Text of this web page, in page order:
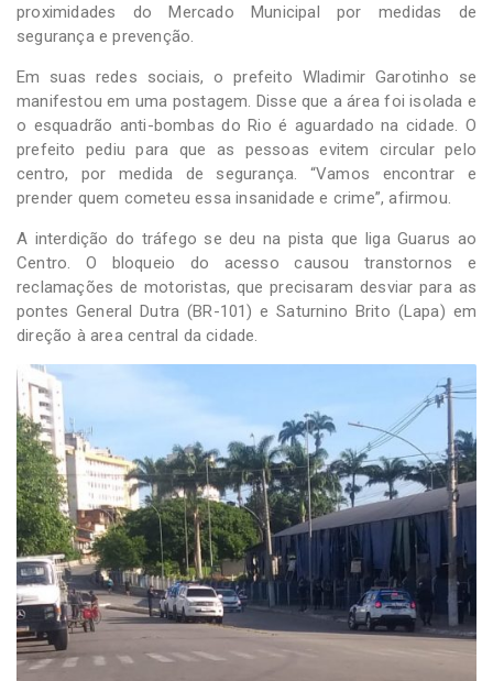
proximidades do Mercado Municipal por medidas de
segurança e prevenção.
Em suas redes sociais, o prefeito Wladimir Garotinho se
manifestou em uma postagem. Disse que a área foi isolada e
o esquadrão anti-bombas do Rio é aguardado na cidade. O
prefeito pediu para que as pessoas evitem circular pelo
centro, por medida de segurança. “Vamos encontrar e
prender quem cometeu essa insanidade e crime”, afirmou.
A interdição do tráfego se deu na pista que liga Guarus ao
Centro. O bloqueio do acesso causou transtornos e
reclamações de motoristas, que precisaram desviar para as
pontes General Dutra (BR-101) e Saturnino Brito (Lapa) em
direção à area central da cidade.